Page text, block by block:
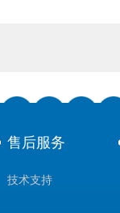
售后服务
技术支持